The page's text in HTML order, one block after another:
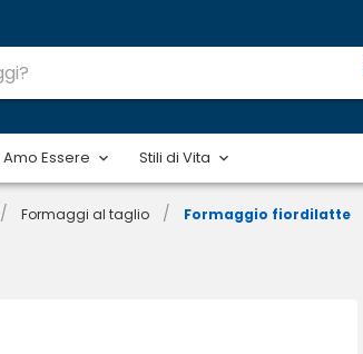
Amo Essere Stili di Vita
/ Formaggi al taglio / Formaggio fiordilatte